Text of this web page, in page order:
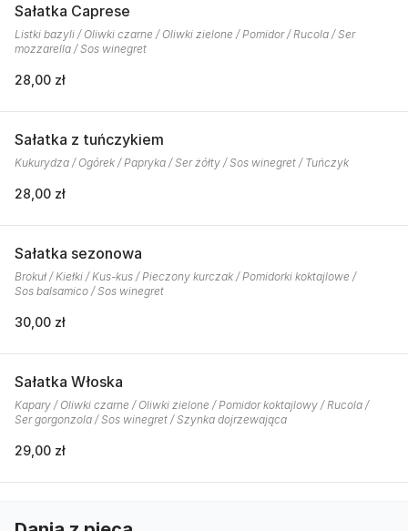
Sałatka Caprese
Listki bazyli / Oliwki czarne / Oliwki zielone / Pomidor / Rucola / Ser
mozzarella / Sos winegret
28,00 zł
Sałatka z tuńczykiem
Kukurydza / Ogórek / Papryka / Ser żółty / Sos winegret / Tuńczyk
28,00 zł
Sałatka sezonowa
Brokuł / Kiełki / Kus-kus / Pieczony kurczak / Pomidorki koktajlowe /
Sos balsamico / Sos winegret
30,00 zł
Sałatka Włoska
Kapary / Oliwki czarne / Oliwki zielone / Pomidor koktajlowy / Rucola /
Ser gorgonzola / Sos winegret / Szynka dojrzewająca
29,00 zł